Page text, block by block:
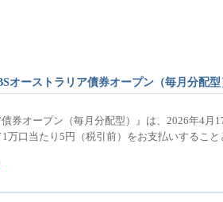
オーストラリア債券オープン（毎月分配型
債券オープン（毎月分配型）』は、2026年4
万口当たり5円（税引前）をお支払いすること